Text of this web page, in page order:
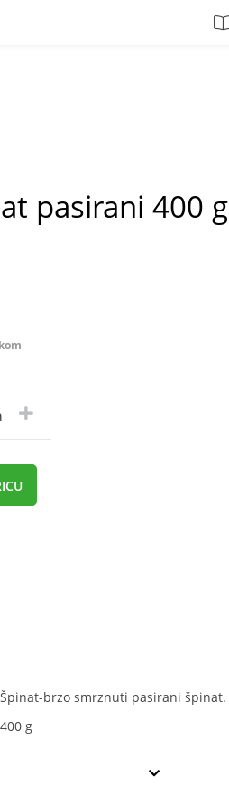
pasirani 400 g
Špinat-brzo smrznuti pasirani špinat.
400 g